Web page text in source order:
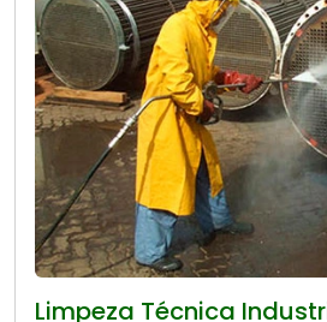
Limpeza Técnica